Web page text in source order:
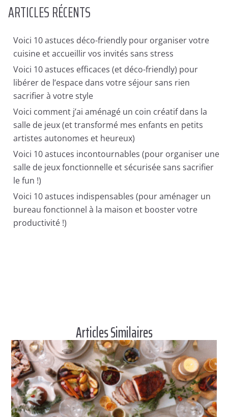
ARTICLES RÉCENTS
Voici 10 astuces déco-friendly pour organiser votre
cuisine et accueillir vos invités sans stress
Voici 10 astuces efficaces (et déco-friendly) pour
libérer de l’espace dans votre séjour sans rien
sacrifier à votre style
Voici comment j’ai aménagé un coin créatif dans la
salle de jeux (et transformé mes enfants en petits
artistes autonomes et heureux)
Voici 10 astuces incontournables (pour organiser une
salle de jeux fonctionnelle et sécurisée sans sacrifier
le fun !)
Voici 10 astuces indispensables (pour aménager un
bureau fonctionnel à la maison et booster votre
productivité !)
Articles Similaires